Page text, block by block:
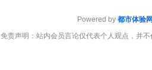
Powered by 都市体验
免责声明：站内会员言论仅代表个人观点，并